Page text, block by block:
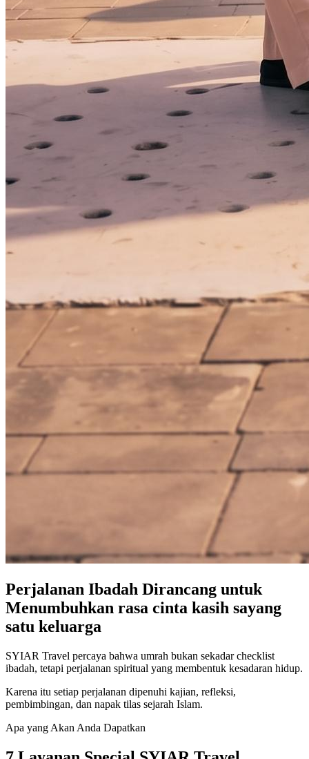
Perjalanan Ibadah Dirancang untuk
Menumbuhkan rasa cinta kasih sayang
satu keluarga
SYIAR Travel percaya bahwa umrah bukan sekadar checklist
ibadah, tetapi perjalanan spiritual yang membentuk kesadaran hidup.
Karena itu setiap perjalanan dipenuhi kajian, refleksi,
pembimbingan, dan napak tilas sejarah Islam.
Apa yang Akan Anda Dapatkan